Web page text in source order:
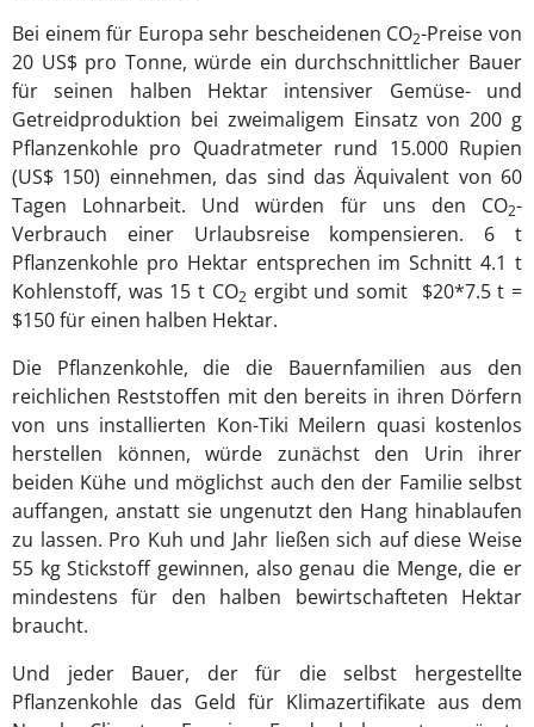
Bei einem für Europa sehr bescheidenen CO2-Preise von
20 US$ pro Tonne, würde ein durchschnittlicher Bauer
für seinen halben Hektar intensiver Gemüse- und
Getreidproduktion bei zweimaligem Einsatz von 200 g
Pflanzenkohle pro Quadratmeter rund 15.000 Rupien
(US$ 150) einnehmen, das sind das Äquivalent von 60
Tagen Lohnarbeit. Und würden für uns den CO2-
Verbrauch einer Urlaubsreise kompensieren. 6 t
Pflanzenkohle pro Hektar entsprechen im Schnitt 4.1 t
Kohlenstoff, was 15 t CO2 ergibt und somit $20*7.5 t =
$150 für einen halben Hektar.
Die Pflanzenkohle, die die Bauernfamilien aus den
reichlichen Reststoffen mit den bereits in ihren Dörfern
von uns installierten Kon-Tiki Meilern quasi kostenlos
herstellen können, würde zunächst den Urin ihrer
beiden Kühe und möglichst auch den der Familie selbst
auffangen, anstatt sie ungenutzt den Hang hinablaufen
zu lassen. Pro Kuh und Jahr ließen sich auf diese Weise
55 kg Stickstoff gewinnen, also genau die Menge, die er
mindestens für den halben bewirtschafteten Hektar
braucht.
Und jeder Bauer, der für die selbst hergestellte
Pflanzenkohle das Geld für Klimazertifikate aus dem